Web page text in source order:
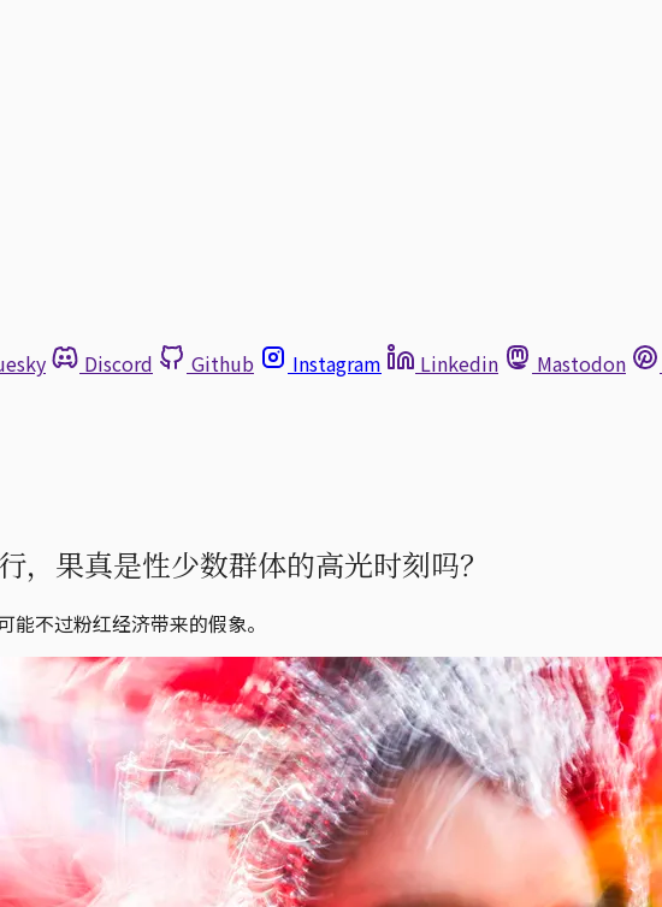
Discord Github Instagram Linkedin Mastodon
，果真是性少数群体的高光时刻吗？
不过粉红经济带来的假象。